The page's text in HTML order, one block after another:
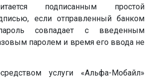
подписанным простой
если отправленный банком
совпадает с введенным
паролем и время его ввода не
услуги «Альфа-Мобайл»